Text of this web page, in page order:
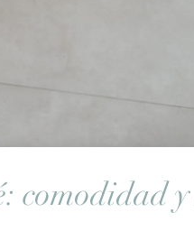
comodidad